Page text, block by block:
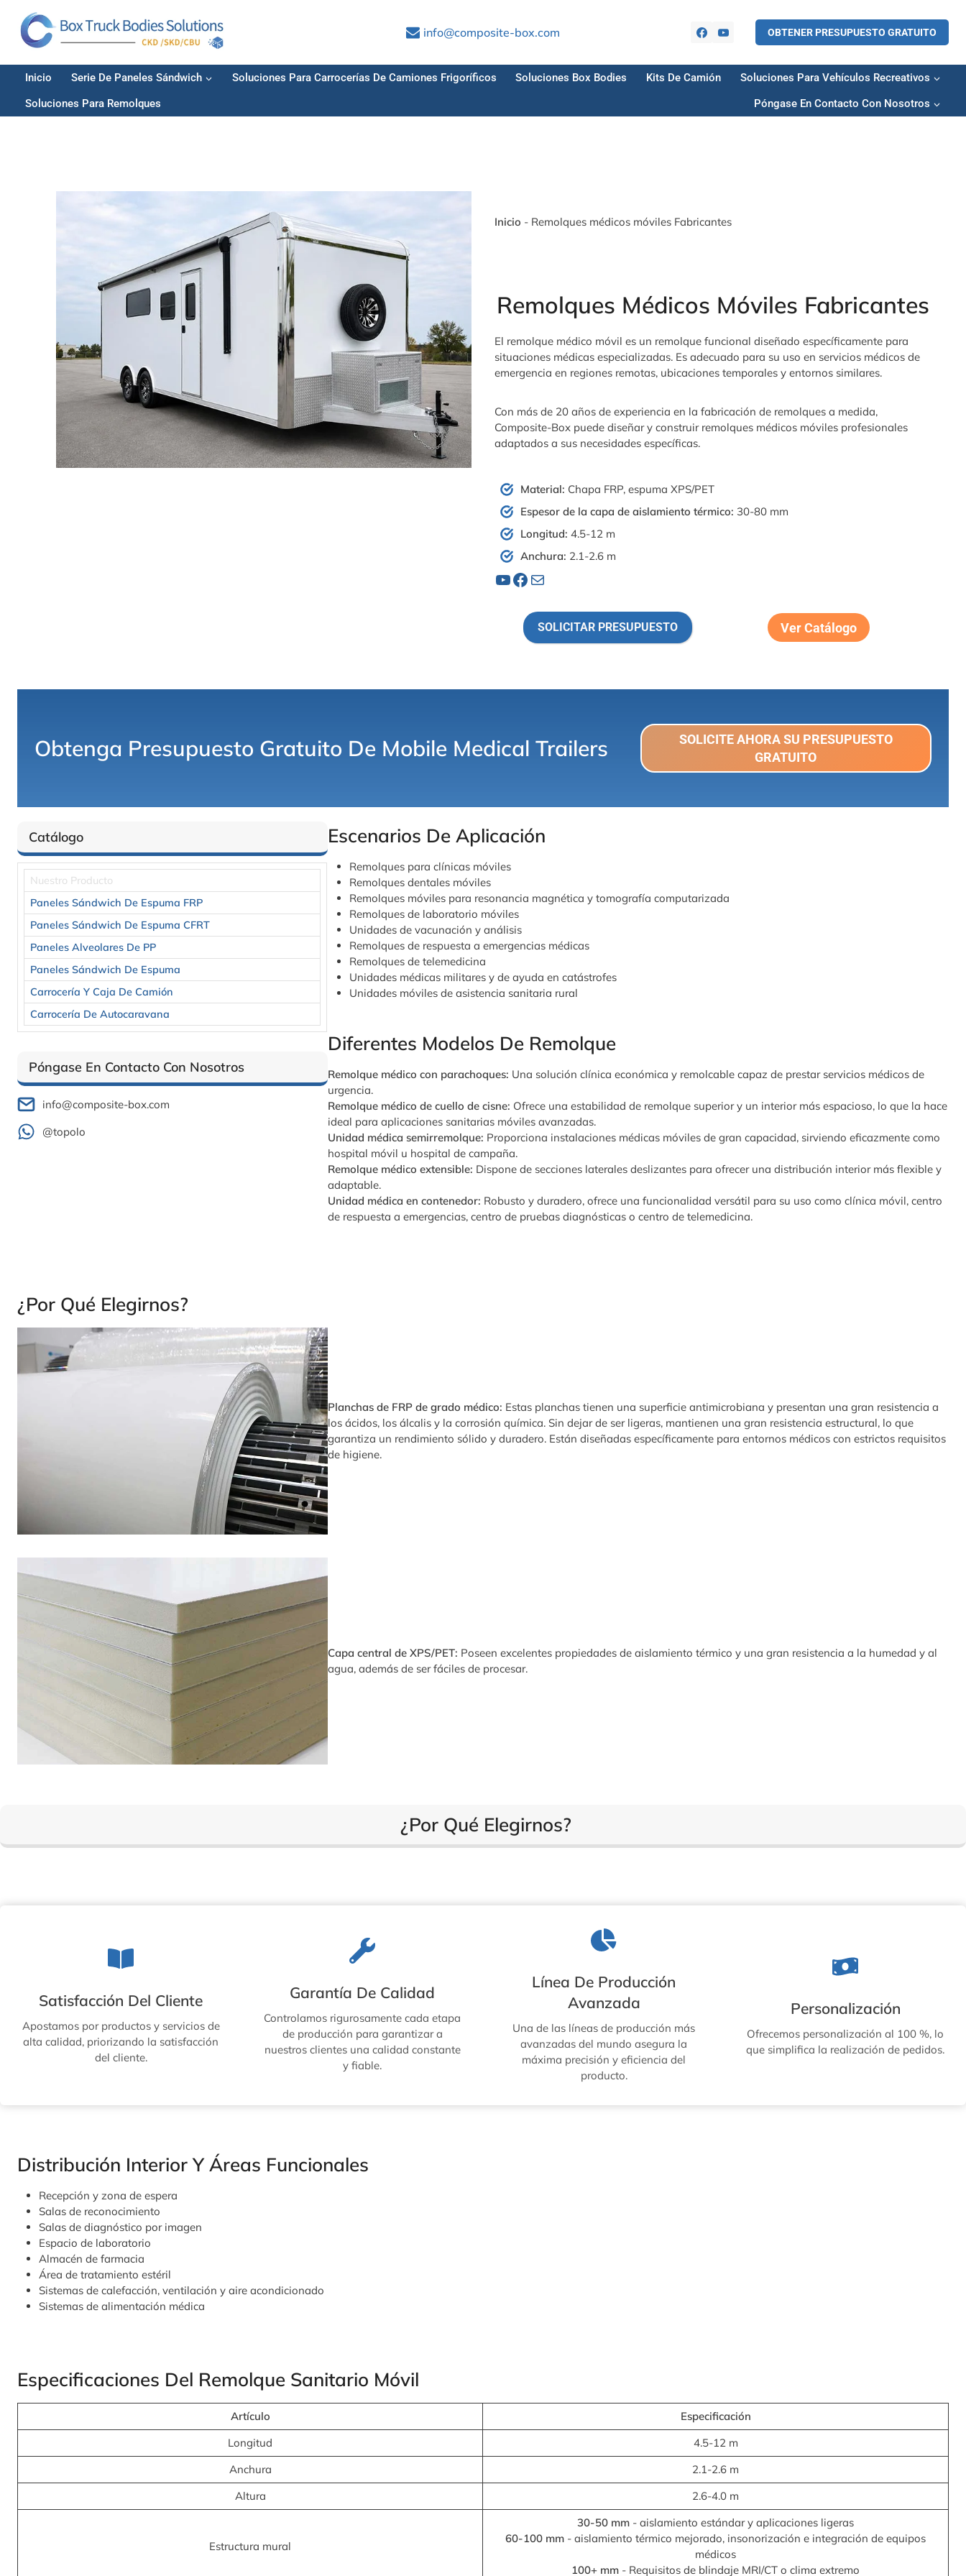
contenido
info@composite-box.com OBTENER PRESUPUESTO GRATUITO
Inicio Serie De Paneles Sándwich Soluciones Para Carrocerías De Camiones Frigoríficos Soluciones Box Bodies Kits De Camión
Soluciones Para Vehículos Recreativos
Soluciones Para Remolques
Póngase En Contacto Con Nosotros
Inicio - Remolques médicos móviles Fabricantes
Remolques Médicos Móviles Fabricantes
El remolque médico móvil es un remolque funcional diseñado específicamente para
situaciones médicas especializadas. Es adecuado para su uso en servicios médicos de
emergencia en regiones remotas, ubicaciones temporales y entornos similares.
Con más de 20 años de experiencia en la fabricación de remolques a medida,
Composite-Box puede diseñar y construir remolques médicos móviles profesionales
adaptados a sus necesidades específicas.
Material: Chapa FRP, espuma XPS/PET
Espesor de la capa de aislamiento térmico: 30-80 mm
Longitud: 4.5-12 m
Anchura: 2.1-2.6 m
YouTube Facebook Correo electrónico
SOLICITAR PRESUPUESTO Ver Catálogo
Obtenga Presupuesto Gratuito De Mobile Medical Trailers
SOLICITE AHORA SU PRESUPUESTO
GRATUITO
Catálogo
Nuestro Producto
Paneles Sándwich De Espuma FRP
Paneles Sándwich De Espuma CFRT
Paneles Alveolares De PP
Paneles Sándwich De Espuma
Carrocería Y Caja De Camión
Carrocería De Autocaravana
Póngase En Contacto Con Nosotros
info@composite-box.com
@topolo
Escenarios De Aplicación
Remolques para clínicas móviles
Remolques dentales móviles
Remolques móviles para resonancia magnética y tomografía computarizada
Remolques de laboratorio móviles
Unidades de vacunación y análisis
Remolques de respuesta a emergencias médicas
Remolques de telemedicina
Unidades médicas militares y de ayuda en catástrofes
Unidades móviles de asistencia sanitaria rural
Diferentes Modelos De Remolque
Remolque médico con parachoques: Una solución clínica económica y remolcable capaz de prestar servicios médicos de
urgencia.
Remolque médico de cuello de cisne: Ofrece una estabilidad de remolque superior y un interior más espacioso, lo que la hace
ideal para aplicaciones sanitarias móviles avanzadas.
Unidad médica semirremolque: Proporciona instalaciones médicas móviles de gran capacidad, sirviendo eficazmente como
hospital móvil u hospital de campaña.
Remolque médico extensible: Dispone de secciones laterales deslizantes para ofrecer una distribución interior más flexible y
adaptable.
Unidad médica en contenedor: Robusto y duradero, ofrece una funcionalidad versátil para su uso como clínica móvil, centro
de respuesta a emergencias, centro de pruebas diagnósticas o centro de telemedicina.
¿Por Qué Elegirnos?
Planchas de FRP de grado médico: Estas planchas tienen una superficie antimicrobiana y presentan una gran resistencia a
los ácidos, los álcalis y la corrosión química. Sin dejar de ser ligeras, mantienen una gran resistencia estructural, lo que
garantiza un rendimiento sólido y duradero. Están diseñadas específicamente para entornos médicos con estrictos requisitos
de higiene.
Capa central de XPS/PET: Poseen excelentes propiedades de aislamiento térmico y una gran resistencia a la humedad y al
agua, además de ser fáciles de procesar.
¿Por Qué Elegirnos?
Satisfacción Del Cliente
Apostamos por productos y servicios de
alta calidad, priorizando la satisfacción
del cliente.
Garantía De Calidad
Controlamos rigurosamente cada etapa
de producción para garantizar a
nuestros clientes una calidad constante
y fiable.
Línea De Producción
Avanzada
Una de las líneas de producción más
avanzadas del mundo asegura la
máxima precisión y eficiencia del
producto.
Personalización
Ofrecemos personalización al 100 %, lo
que simplifica la realización de pedidos.
Distribución Interior Y Áreas Funcionales
Recepción y zona de espera
Salas de reconocimiento
Salas de diagnóstico por imagen
Espacio de laboratorio
Almacén de farmacia
Área de tratamiento estéril
Sistemas de calefacción, ventilación y aire acondicionado
Sistemas de alimentación médica
Especificaciones Del Remolque Sanitario Móvil
Artículo
Especificación
Longitud
4.5-12 m
Anchura
2.1-2.6 m
Altura
2.6-4.0 m
Estructura mural
30-50 mm - aislamiento estándar y aplicaciones ligeras
60-100 mm - aislamiento térmico mejorado, insonorización e integración de equipos
médicos
100+ mm - Requisitos de blindaje MRI/CT o clima extremo